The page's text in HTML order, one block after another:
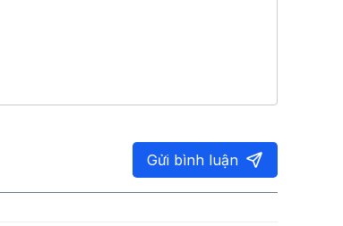
Gửi bình luận